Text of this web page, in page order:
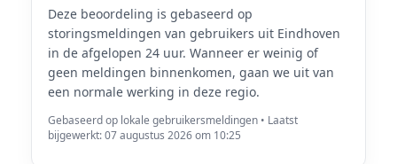
Deze beoordeling is gebaseerd op
storingsmeldingen van gebruikers uit Eindhoven
in de afgelopen 24 uur. Wanneer er weinig of
geen meldingen binnenkomen, gaan we uit van
een normale werking in deze regio.
Gebaseerd op lokale gebruikersmeldingen • Laatst
bijgewerkt: 07 augustus 2026 om 10:25